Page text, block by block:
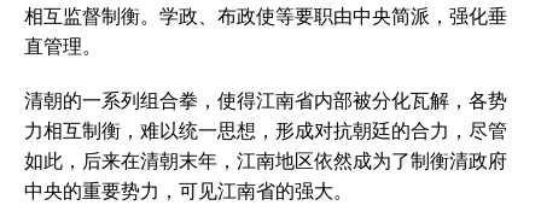
相互监督制衡。学政、布政使等要职由中央简派，强化垂
直管理。
清朝的一系列组合拳，使得江南省内部被分化瓦解，各势
力相互制衡，难以统一思想，形成对抗朝廷的合力，尽管
如此，后来在清朝末年，江南地区依然成为了制衡清政府
中央的重要势力，可见江南省的强大。